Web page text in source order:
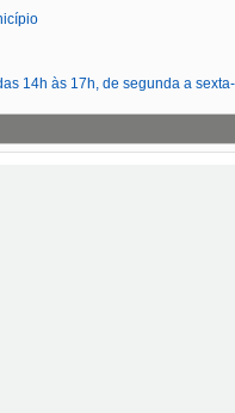
14h às 17h, de segunda a